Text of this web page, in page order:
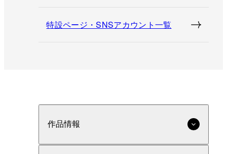
特設ページ・SNSアカウント一覧
作品情報